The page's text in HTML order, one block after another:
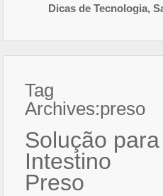
Dicas de Tecnologia,
Tag
Archives:preso
Solução para
Intestino
Preso